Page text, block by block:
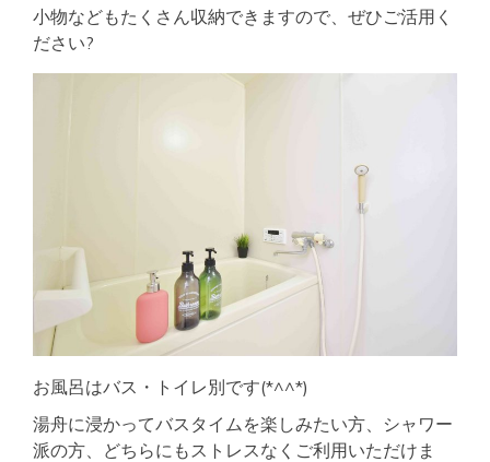
小物などもたくさん収納できますので、ぜひご活用く
ださい?
お風呂はバス・トイレ別です(*^^*)
湯舟に浸かってバスタイムを楽しみたい方、シャワー
派の方、どちらにもストレスなくご利用いただけま